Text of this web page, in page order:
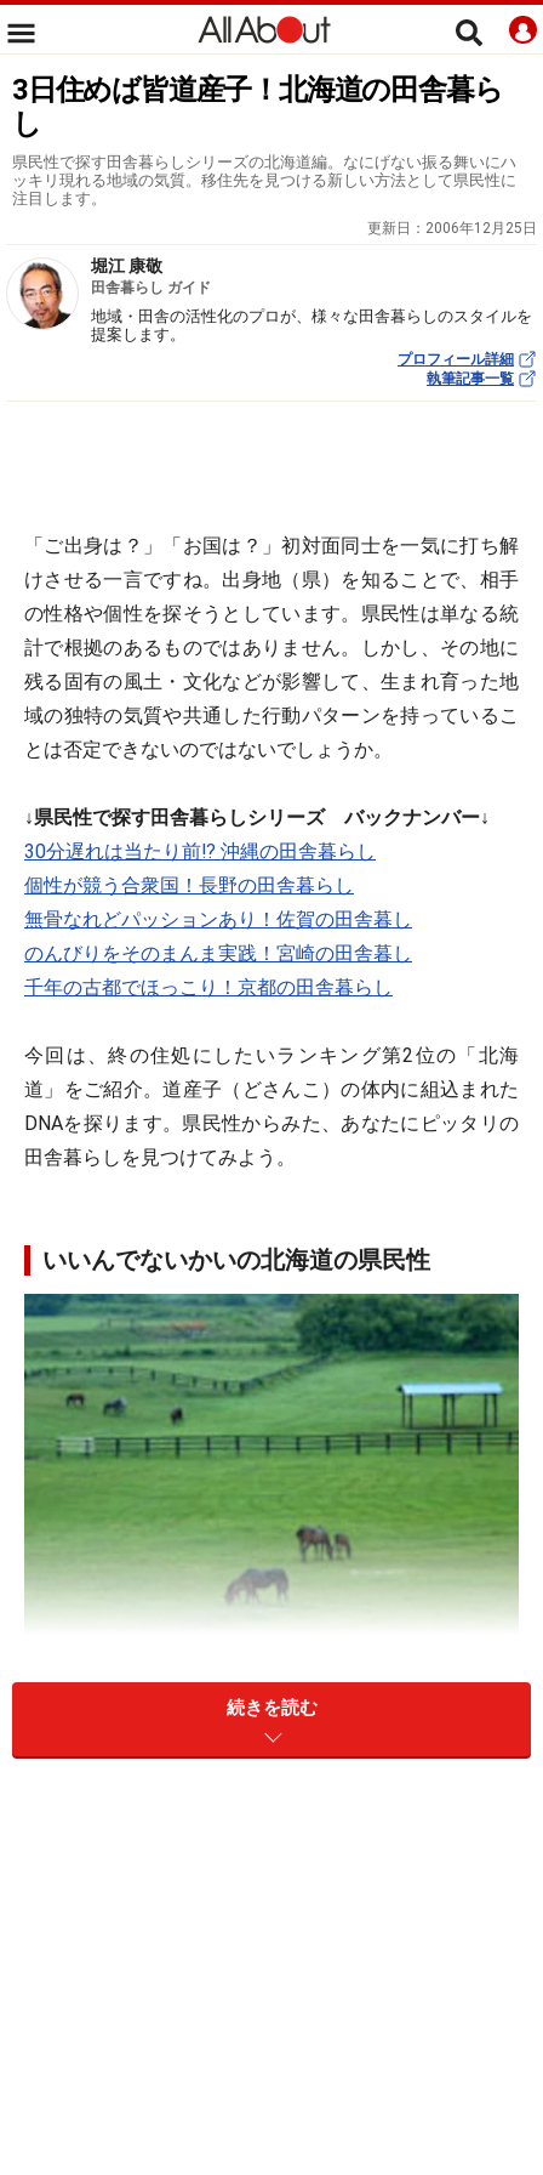
3日住めば皆道産子！北海道の田舎暮ら
し
県民性で探す田舎暮らしシリーズの北海道編。なにげない振る舞いにハ
ッキリ現れる地域の気質。移住先を見つける新しい方法として県民性に
注目します。
更新日： 2006年12月25日
堀江 康敬
田舎暮らし ガイド
地域・田舎の活性化のプロが、様々な田舎暮らしのスタイルを
提案します。
プロフィール詳細
執筆記事一覧
「ご出身は？」「お国は？」初対面同士を一気に打ち解
けさせる一言ですね。出身地（県）を知ることで、相手
の性格や個性を探そうとしています。県民性は単なる統
計で根拠のあるものではありません。しかし、その地に
残る固有の風土・文化などが影響して、生まれ育った地
域の独特の気質や共通した行動パターンを持っているこ
とは否定できないのではないでしょうか。
↓県民性で探す田舎暮らしシリーズ バックナンバー↓
30分遅れは当たり前!? 沖縄の田舎暮らし
個性が競う合衆国！長野の田舎暮らし
無骨なれどパッションあり！佐賀の田舎暮し
のんびりをそのまんま実践！宮崎の田舎暮し
千年の古都でほっこり！京都の田舎暮らし
今回は、終の住処にしたいランキング第2位の「北海
道」をご紹介。道産子（どさんこ）の体内に組込まれた
DNAを探ります。県民性からみた、あなたにピッタリの
田舎暮らしを見つけてみよう。
いいんでないかいの北海道の県民性
北海道といえば雄大な自然と大地。そして、いろんな地
域の文化が入り混じった開拓者の国です。そのためか過
去の因襲，伝統にこだわることない合理性と大らかさを
続きを読む